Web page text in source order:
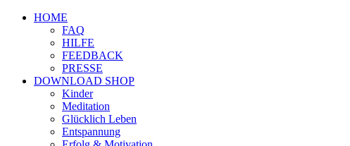
HOME
FAQ
HILFE
FEEDBACK
PRESSE
DOWNLOAD SHOP
Kinder
Meditation
Glücklich Leben
Entspannung